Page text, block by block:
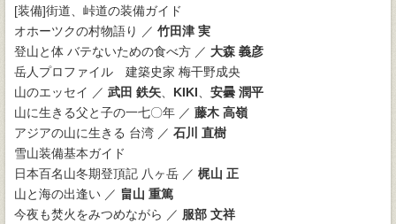
[装備]街道、峠道の装備ガイド
オホーツクの村物語り ／ 竹田津 実
登山と体 バテないための食べ方 ／ 大森 義彦
岳人プロファイル 建築史家 梅干野成央
山のエッセイ ／ 武田 鉄矢 KIKI
安曇 潤平
山に生きる父と子の一七〇年 ／ 藤木 高嶺
アジアの山に生きる 台湾 ／ 石川 直樹
雪山装備基本ガイド
日本百名山冬期登頂記 八ヶ岳 ／ 梶山 正
山と海の出逢い ／ 畠山 重篤
今夜も焚火をみつめながら ／ 服部 文祥